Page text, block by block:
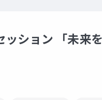
ション 「未来